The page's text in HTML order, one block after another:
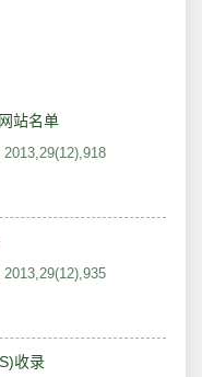
站名单
收录